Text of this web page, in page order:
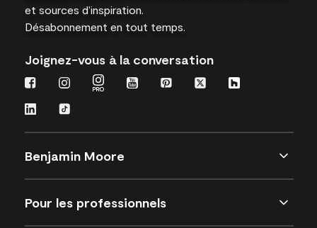
et sources d’inspiration.
Désabonnement en tout temps.
Joignez-vous à la conversation
Benjamin Moore
Pour les professionnels